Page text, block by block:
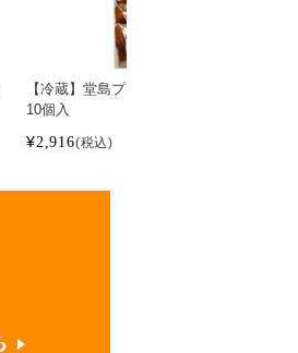
【冷蔵】堂島プティロール いちご
10個入
¥2,916 税込